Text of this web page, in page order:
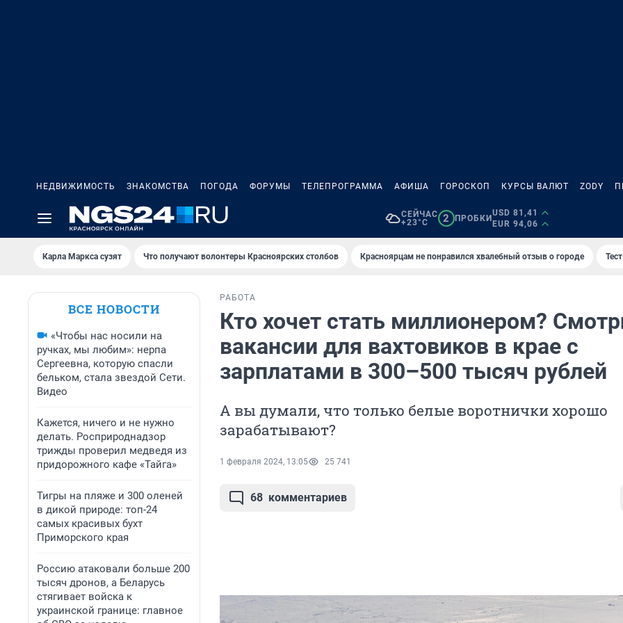
НЕДВИЖИМОСТЬ ЗНАКОМСТВА ПОГОДА ФОРУМЫ ТЕЛЕПРОГРАММА АФИША ГОРОСКОП КУРСЫ ВАЛЮТ ZODY
СЕЙЧАС
+23°C
2 ПРОБКИ
USD 81,41
EUR 94,06
Карла Маркса сузят Что получают волонтеры Красноярских столбов Красноярцам не понравился хвалебный отзыв о городе
ВСЕ НОВОСТИ
«Чтобы нас носили на
ручках, мы любим»: нерпа
Сергеевна, которую спасли
бельком, стала звездой Сети.
Видео
Кажется, ничего и не нужно
делать. Росприроднадзор
трижды проверил медведя из
придорожного кафе «Тайга»
Тигры на пляже и 300 оленей
в дикой природе: топ-24
самых красивых бухт
Приморского края
Россию атаковали больше 200
тысяч дронов, а Беларусь
стягивает войска к
украинской границе: главное
РАБОТА
Кто хочет стать миллионером?
вакансии для вахтовиков в крае с
зарплатами в 300–500 тысяч рублей
А вы думали, что только белые воротнички хорошо
зарабатывают?
1 февраля 2024, 13:05 25 741
68 комментариев